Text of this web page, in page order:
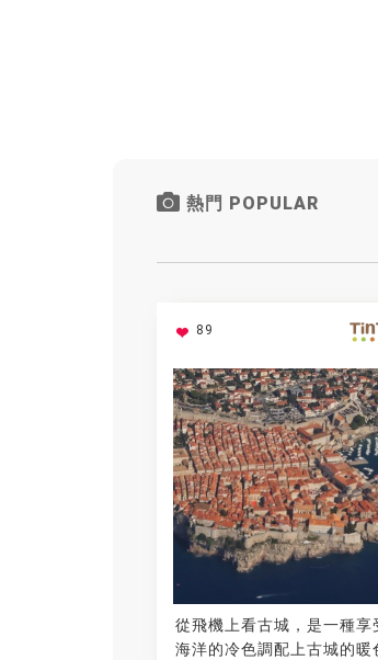
熱門 POPULAR
89
從飛機上看古城，是一種享
海洋的冷色調配上古城的暖